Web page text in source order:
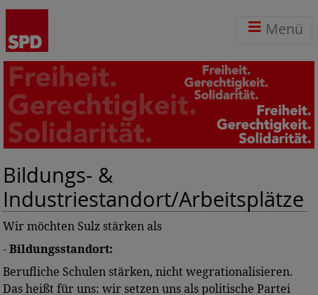
Menü
Bildungs- &
Industriestandort/Arbeitsplätze
Wir möchten Sulz stärken als
-Bildungsstandort:
Berufliche Schulen stärken, nicht wegrationalisieren.
Das heißt für uns: wir setzen uns als politische Partei